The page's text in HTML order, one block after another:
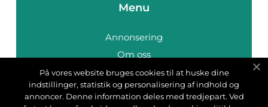
Menu
Annonsering
Om oss
Cookies
Kontakta oss
På vores website bruges cookies til at huske dine
indstillinger, statistik og personalisering af indhold og
annoncer. Denne information deles med tredjepart. Ved